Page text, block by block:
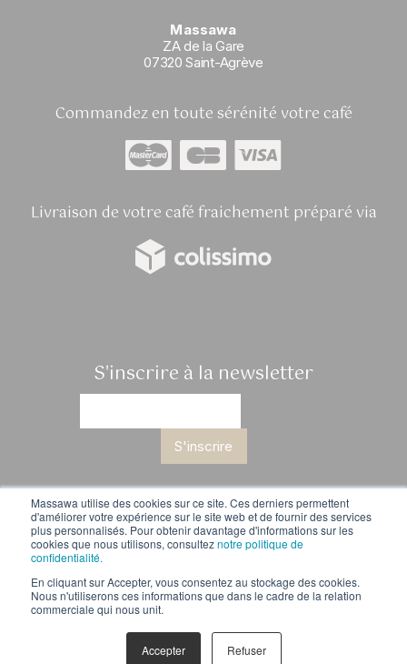
Massawa utilise des cookies sur ce site. Ces derniers permettent
d'améliorer votre expérience sur le site web et de fournir des services
plus personnalisés. Pour obtenir davantage d'informations sur les
cookies que nous utilisons, consulteznotre politique de
confidentialité.
En cliquant sur Accepter, vous consentez au stockage des cookies.
Nous n'utiliserons ces informations que dans le cadre de la relation
commerciale qui nous unit.
Accepter Refuser
Massawa
ZA de la Gare
07320 Saint-Agrève
Commandez en toute sérénité votre café
Livraison de votre café fraichement préparé via
S'inscrire à la newsletter
S'inscrire
nos cafés lifestyle histoire notre méthode
journal
contact
Mentions légales
RGPD
Conditions générales de vente
Une réalisation de site Internet signée32 décembre